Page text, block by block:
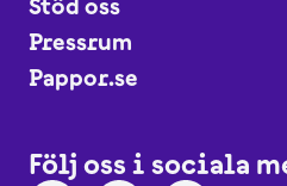
Pressrum
Pappor.se
Följ oss i sociala